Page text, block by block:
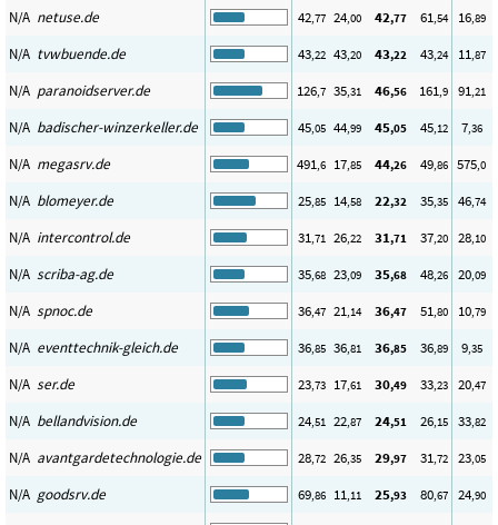
N/A netuse.de 42,77 24,00 42,77 61,54 16,89
N/A tvwbuende.de 43,22 43,20 43,22 43,24 11,87
N/A paranoidserver.de 126,7 35,31 46,56 161,9 91,21
N/A badischer-winzerkeller.de 45,05 44,99 45,05 45,12 7,36
N/A megasrv.de 491,6 17,85 44,26 49,86 575,0
N/A blomeyer.de 25,85 14,58 22,32 35,35 46,74
N/A intercontrol.de 31,71 26,22 31,71 37,20 28,10
N/A scriba-ag.de 35,68 23,09 35,68 48,26 20,09
N/A spnoc.de 36,47 21,14 36,47 51,80 10,79
N/A eventtechnik-gleich.de 36,85 36,81 36,85 36,89 9,35
N/A ser.de 23,73 17,61 30,49 33,23 20,47
N/A bellandvision.de 24,51 22,87 24,51 26,15 33,82
N/A avantgardetechnologie.de 28,72 26,35 29,97 31,72 23,05
N/A goodsrv.de 69,86 11,11 25,93 80,67 24,90